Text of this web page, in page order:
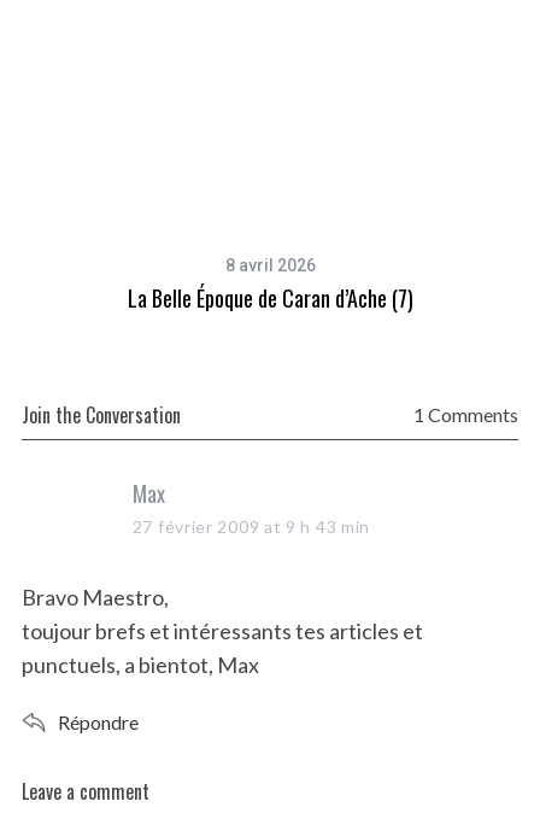
8 avril 2026
La Belle Époque de Caran d’Ache (7)
Join the Conversation 1 Comments
s
a
s
:
Max
27 février 2009 at 9 h 43 min
Bravo Maestro,
toujour brefs et intéressants tes articles et
punctuels, a bientot, Max
Répondre
L
Leave a comment